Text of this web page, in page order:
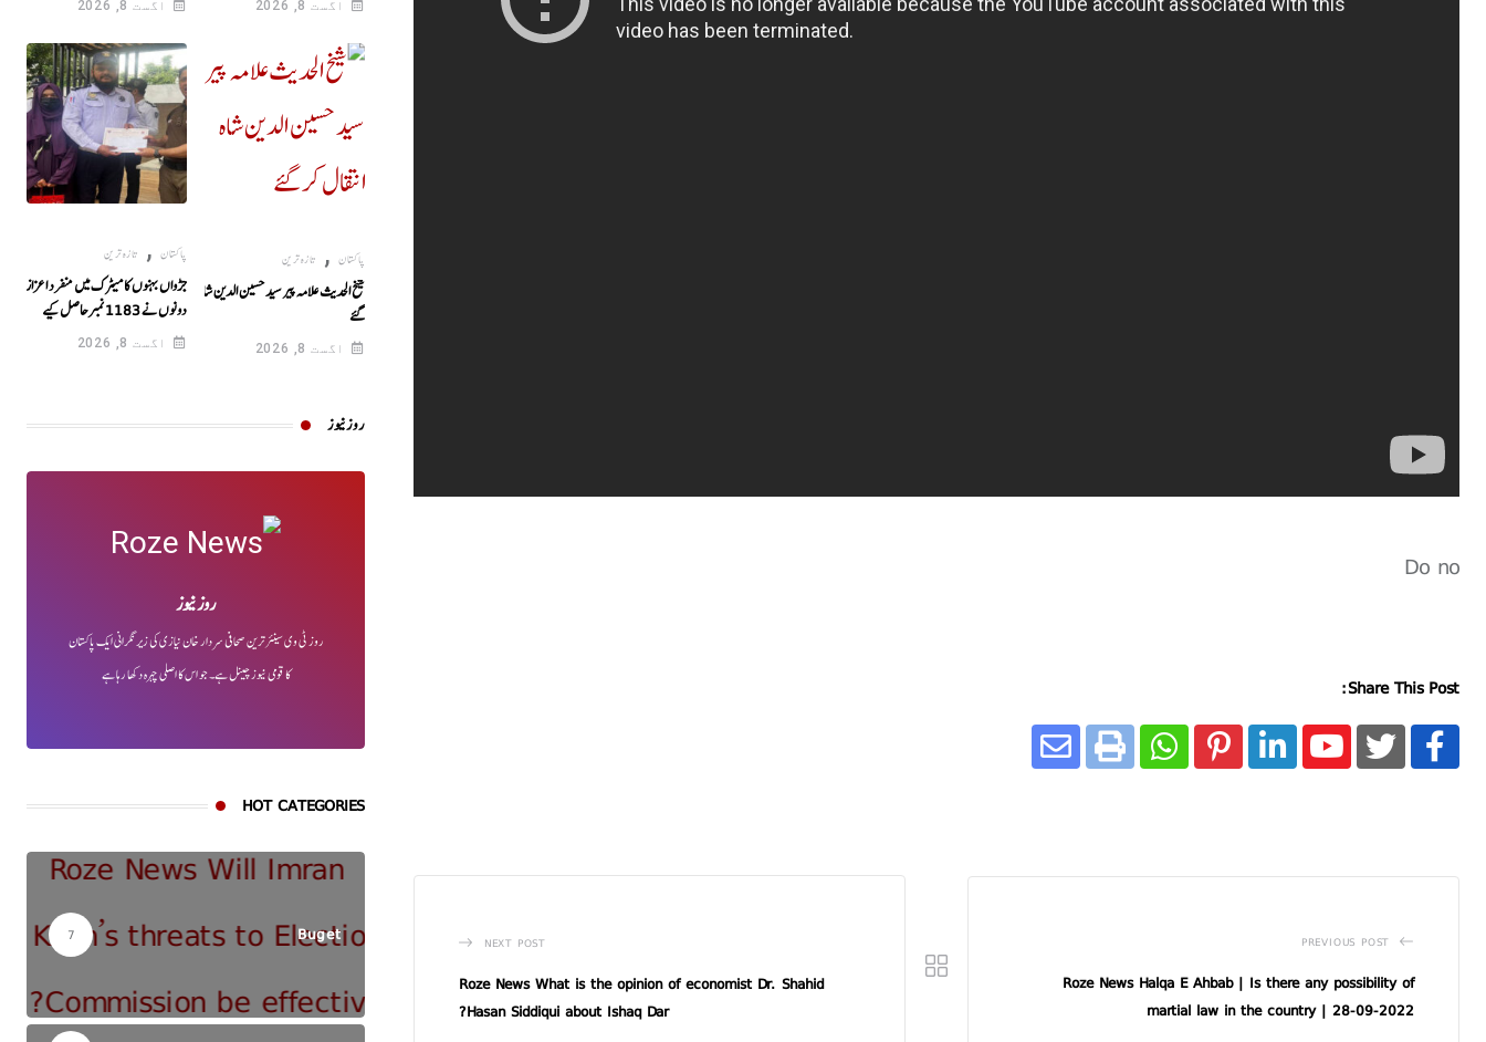
Do no
Share This Post:
PREVIOUS POST
Roze News Halqa E Ahbab | Is there any possibility of
martial law in the country | 28-09-2022
NEXT POST
Roze News What is the opinion of economist Dr. Shahid
Hasan Siddiqui about Ishaq Dar?
اگست 8, 2026 اگست 8, 2026
پاکستان , تازہ ترین
شیخ الحدیث علامہ پیر سید حسین الدین شاہ انتقال کر
گئے
اگست 8, 2026
پاکستان , تازہ ترین
جڑواں بہنوں کا میٹرک میں منفرد اعزاز!
دونوں نے 1183نمبرحاصل کیے
اگست 8, 2026
روز نیوز
روز نیوز
روز ٹی وی سینئر ترین صحافی سردار خان نیازی کی زیر نگرانی ایک پاکستان
کا قومی نیوز چینل ہے۔ جو اس کا اصلی چہرہ دکھا رہا ہے
HOT CATEGORIES
Buget
7